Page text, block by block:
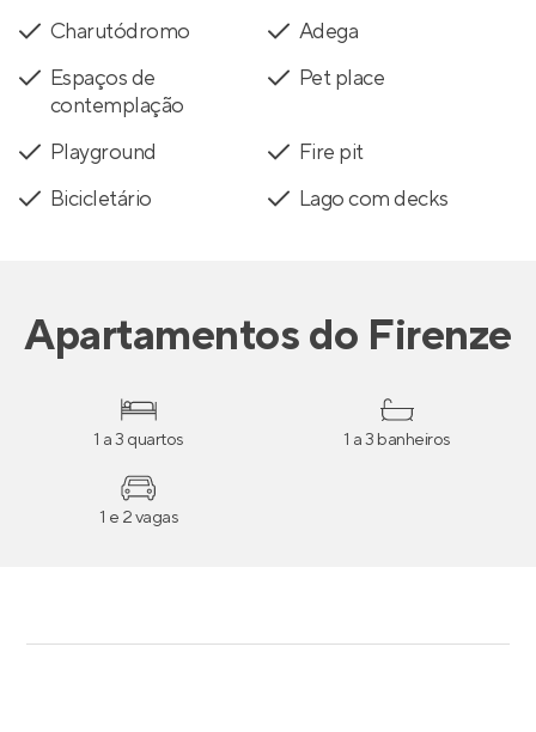
Charutódromo
Adega
Espaços de
contemplação
Pet place
Playground
Fire pit
Bicicletário
Lago com decks
Apartamentosdo Firenze
1 a 3 quartos 1 a 3 banheiros
1 e 2 vagas